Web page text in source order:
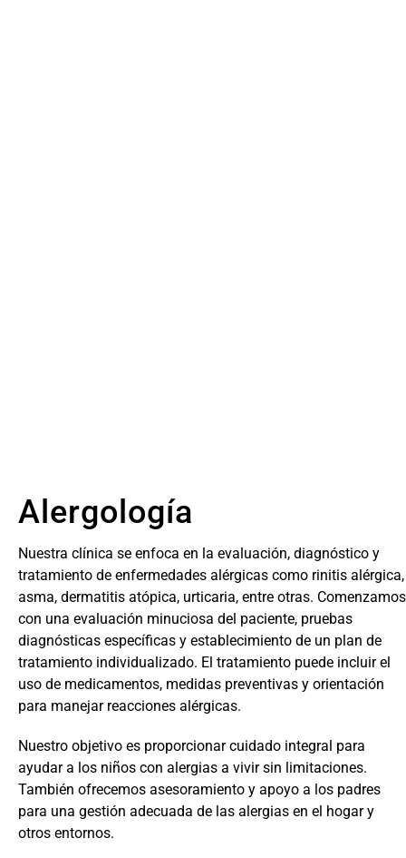
Alergología
Nuestra clínica se enfoca en la evaluación, diagnóstico y
tratamiento de enfermedades alérgicas como rinitis alérgica,
asma, dermatitis atópica, urticaria, entre otras. Comenzamos
con una evaluación minuciosa del paciente, pruebas
diagnósticas específicas y establecimiento de un plan de
tratamiento individualizado. El tratamiento puede incluir el
uso de medicamentos, medidas preventivas y orientación
para manejar reacciones alérgicas.
Nuestro objetivo es proporcionar cuidado integral para
ayudar a los niños con alergias a vivir sin limitaciones.
También ofrecemos asesoramiento y apoyo a los padres
para una gestión adecuada de las alergias en el hogar y
otros entornos.